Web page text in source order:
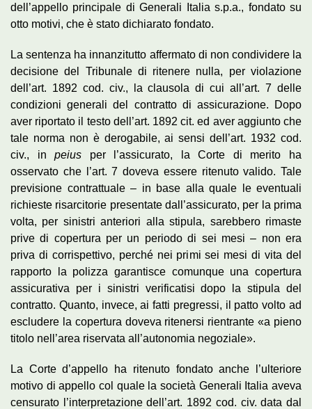
dell’appello principale di Generali Italia s.p.a., fondato su
otto motivi, che è stato dichiarato fondato.
La sentenza ha innanzitutto affermato di non condividere la
decisione del Tribunale di ritenere nulla, per violazione
dell’art. 1892 cod. civ., la clausola di cui all’art. 7 delle
condizioni generali del contratto di assicurazione. Dopo
aver riportato il testo dell’art. 1892 cit. ed aver aggiunto che
tale norma non è derogabile, ai sensi dell’art. 1932 cod.
civ., inpeius per l’assicurato, la Corte di merito ha
osservato che l’art. 7 doveva essere ritenuto valido. Tale
previsione contrattuale – in base alla quale le eventuali
richieste risarcitorie presentate dall’assicurato, per la prima
volta, per sinistri anteriori alla stipula, sarebbero rimaste
prive di copertura per un periodo di sei mesi – non era
priva di corrispettivo, perché nei primi sei mesi di vita del
rapporto la polizza garantisce comunque una copertura
assicurativa per i sinistri verificatisi dopo la stipula del
contratto. Quanto, invece, ai fatti pregressi, il patto volto ad
escludere la copertura doveva ritenersi rientrante «a pieno
titolo nell’area riservata all’autonomia negoziale».
La Corte d’appello ha ritenuto fondato anche l’ulteriore
motivo di appello col quale la società Generali Italia aveva
censurato l’interpretazione dell’art. 1892 cod. civ. data dal